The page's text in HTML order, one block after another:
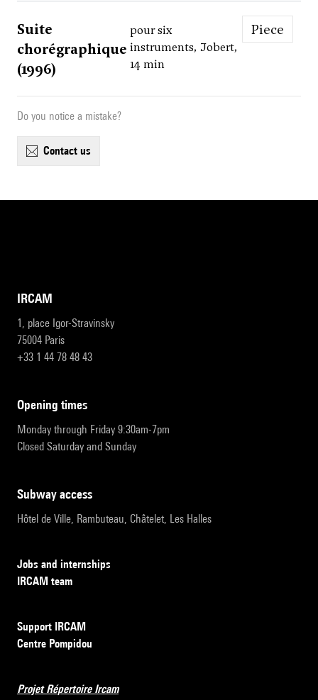
Suite
chorégraphique
(1996)
pour six
instruments, Jobert,
14 min
Piece
Do you notice a mistake?
contact us
IRCAM
1, place Igor-Stravinsky
75004 Paris
+33 1 44 78 48 43
opening times
Monday through Friday 9:30am-7pm
Closed Saturday and Sunday
subway access
Hôtel de Ville, Rambuteau, Châtelet, Les Halles
Jobs and internships
IRCAM team
Support IRCAM
Centre Pompidou
Projet Répertoire Ircam